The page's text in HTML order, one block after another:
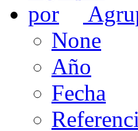
None
Año
Fecha